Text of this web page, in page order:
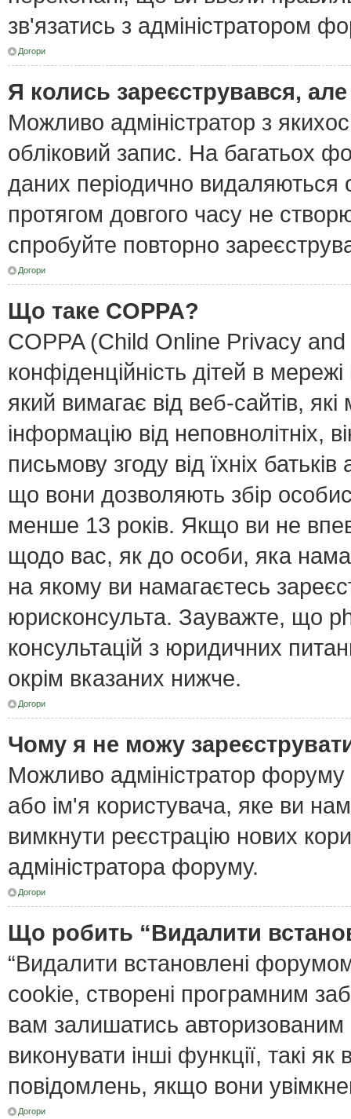
зв'язатись з адміністратором
Догори
Я колись зареєструвався,
Можливо адміністратор з
обліковий запис. На багатьох
даних періодично видаляються
протягом довгого часу не
спробуйте повторно
Догори
Що таке COPPA?
COPPA (Child Online Privacy
конфіденційність дітей в
який вимагає від веб-сайтів,
інформацію від неповнолітніх,
письмову згоду від їхніх
що вони дозволяють збір
менше 13 років. Якщо ви не
щодо вас, як до особи, яка
на якому ви намагаєтесь
юрисконсульта. Зауважте, що
консультацій з юридичних
окрім вказаних нижче.
Догори
Чому я не можу
Можливо адміністратор
або ім'я користувача, яке ви
вимкнути реєстрацію нових
адміністратора форуму.
Догори
Що робить “Видалити
“Видалити встановлені
cookie, створені програмним
вам залишатись
виконувати інші функції, такі
повідомлень, якщо вони
Догори